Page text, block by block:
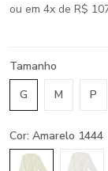
ou em 4x de R$
Tamanho
G
M P
Cor: Amarelo 1444